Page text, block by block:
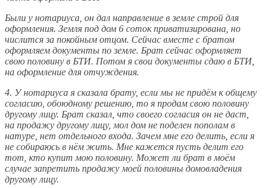
Были у нотариуса, он дал направление в земле строй для
оформления. Земля под дом 6 соток приватизирована, но
числится за покойным отцом. Сейчас вместе с братом
оформляем документы по земле. Брат сейчас оформляет
свою половину в БТИ. Потом я свои документы сдаю в БТИ,
на оформление для отчуждения.
4. У нотариуса я сказала брату, если мы не придём к общему
согласию, обоюдному решению, то я продам свою половину
другому лицу. Брат сказал, что своего согласия он не даст,
на продажу другому лицу, мол дом не поделен пополам в
натуре, нет отдельного входа. Зачем мне его делить, если я
не собираюсь в нём жить. Мне кажется пусть делит его
тот, кто купит мою половину. Может ли брат в моём
случае запретить продажу моей половины домовладения
другому лицу.